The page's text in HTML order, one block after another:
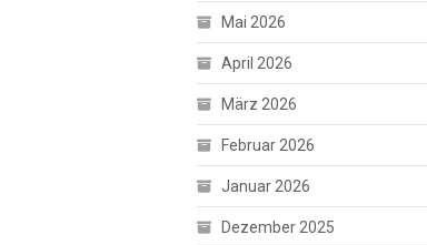
Mai 2026
April 2026
März 2026
Februar 2026
Januar 2026
Dezember 2025